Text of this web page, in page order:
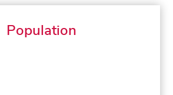
Population